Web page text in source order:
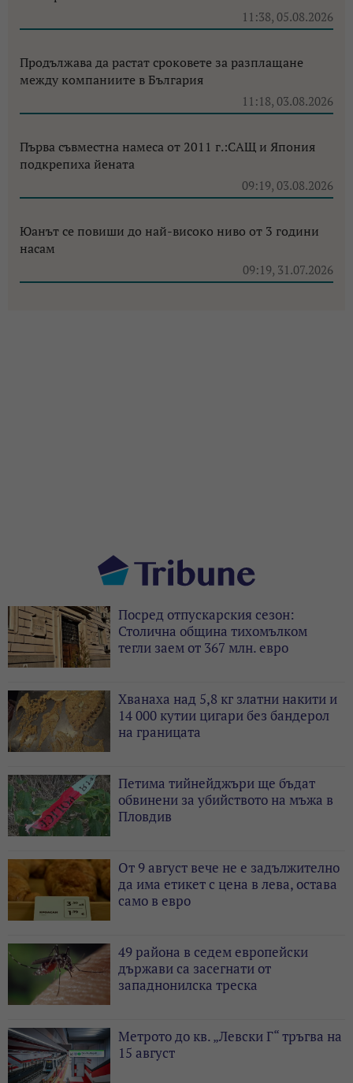
11:38, 05.08.2026
Продължава да растат сроковете за разплащане
между компаниите в България
11:18, 03.08.2026
Първа съвместна намеса от 2011 г.:САЩ и Япония
подкрепиха йената
09:19, 03.08.2026
Юанът се повиши до най-високо ниво от 3 години
насам
09:19, 31.07.2026
Посред отпускарския сезон:
Столична община тихомълком
тегли заем от 367 млн. евро
Хванаха над 5,8 кг златни накити и
14 000 кутии цигари без бандерол
на границата
Петима тийнейджъри ще бъдат
обвинени за убийството на мъжа в
Пловдив
От 9 август вече не е задължително
да има етикет с цена в лева, остава
само в евро
49 района в седем европейски
държави са засегнати от
западнонилска треска
Метрото до кв. „Левски Г“ тръгва на
15 август